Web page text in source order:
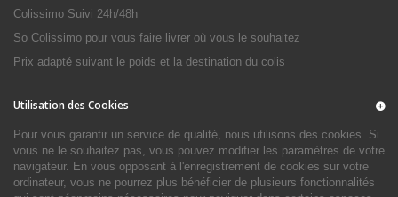
Colissimo Suivi 24h/48h
So Colissimo pour vous faire livrer où vous le souhaitez
Prix adapté suivant le poids et la destination du colis
Utilisation des Cookies
Pour vous garantir un service de qualité, nous utilisons des cookies. Si
vous ne le souhaitez pas, vous pouvez modifier les paramètres de votre
navigateur. En vous opposant à l'enregistrement de cookies sur votre
ordinateur, vous ne pourrez plus bénéficier de plusieurs fonctionnalités